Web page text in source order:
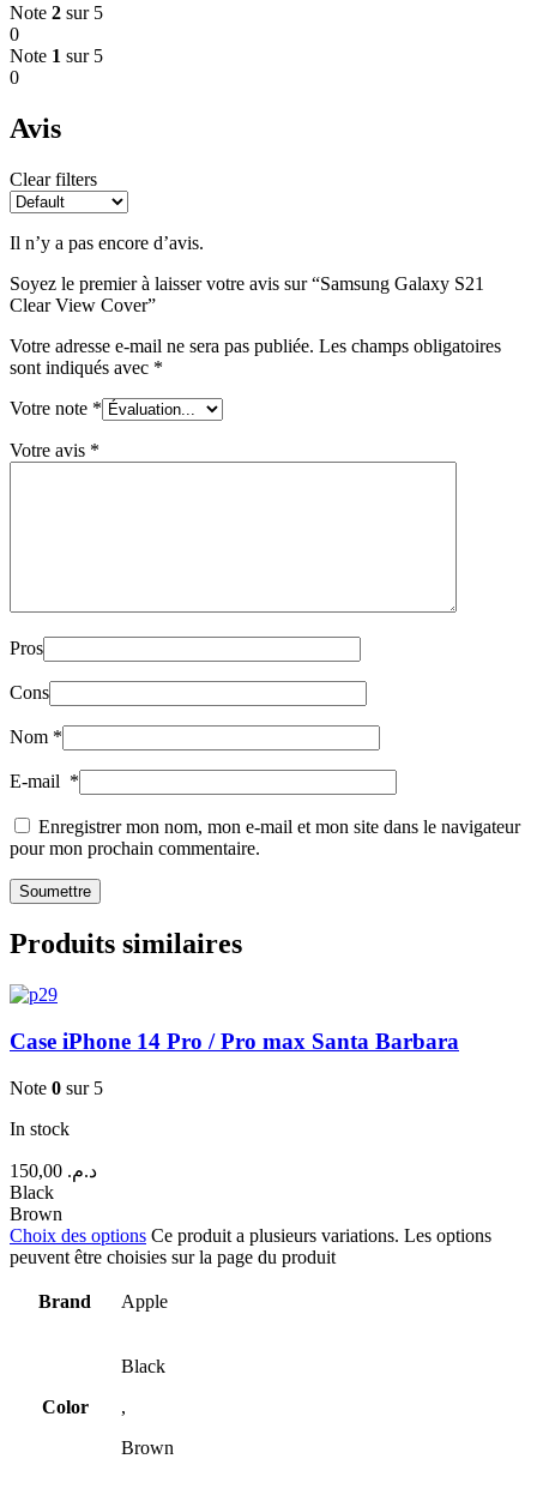
Note 2 sur 5
0
Note 1 sur 5
0
Avis
Clear filters
Il n’y a pas encore d’avis.
Soyez le premier à laisser votre avis sur “Samsung Galaxy S21
Clear View Cover”
Votre adresse e-mail ne sera pas publiée. Les champs obligatoires
sont indiqués avec *
Votre note *
Votre avis *
Pros
Cons
Nom *
E-mail *
Enregistrer mon nom, mon e-mail et mon site dans le navigateur
pour mon prochain commentaire.
Produits similaires
Case iPhone 14 Pro / Pro max Santa Barbara
Note 0 sur 5
In stock
د.م.
Black
Brown
Choix des options Ce produit a plusieurs variations. Les options
peuvent être choisies sur la page du produit
Brand Apple
Color
Black
,
Brown